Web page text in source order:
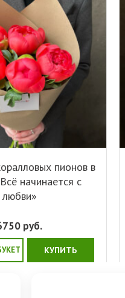
пионов в
начинается с
любви»
руб.
КУПИТЬ